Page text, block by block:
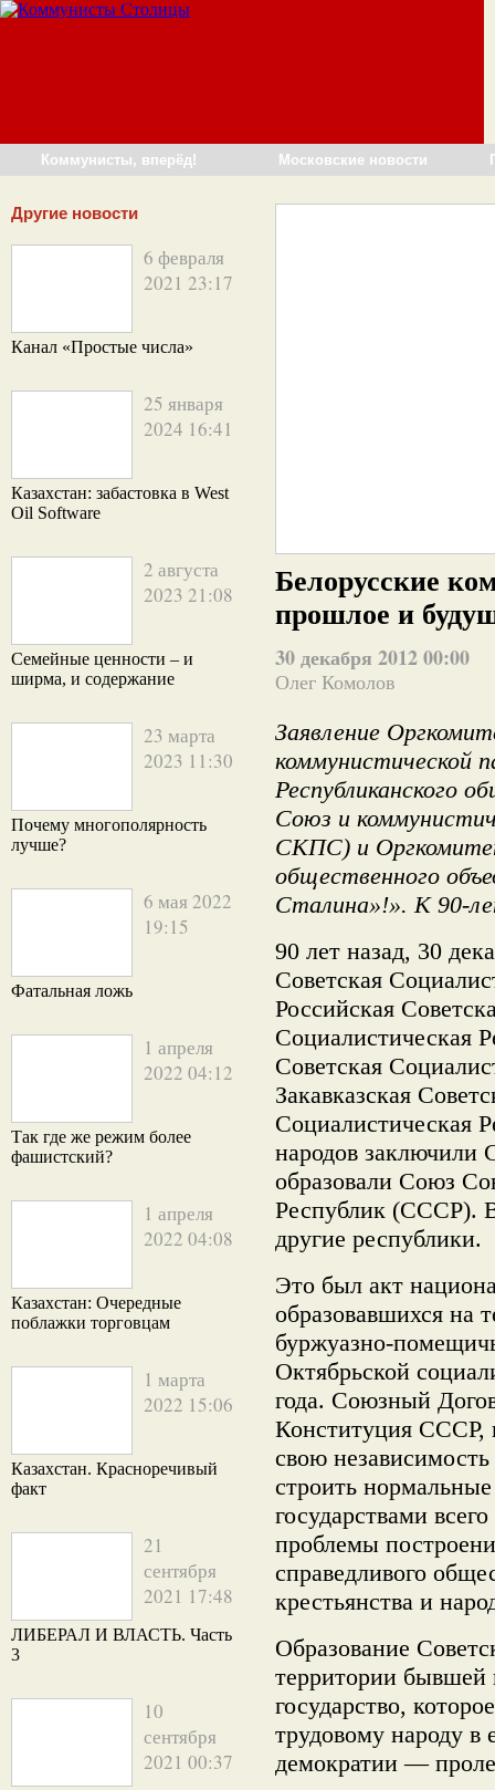
Коммунисты, вперёд! Московские новости
Другие новости
6 февраля
2021 23:17
Канал «Простые числа»
25 января
2024 16:41
Казахстан: забастовка в West
Oil Software
2 августа
2023 21:08
Семейные ценности – и
ширма, и содержание
23 марта
2023 11:30
Почему многополярность
лучше?
6 мая 2022
19:15
Фатальная ложь
1 апреля
2022 04:12
Так где же режим более
фашистский?
1 апреля
2022 04:08
Казахстан: Очередные
поблажки торговцам
1 марта
2022 15:06
Казахстан. Красноречивый
факт
21
сентября
2021 17:48
ЛИБЕРАЛ И ВЛАСТЬ. Часть
3
10
сентября
2021 00:37
Белорусские
прошлое и
30 декабря 2012 00:00
Олег Комолов
Заявление
коммунистической
Республиканского
Союз и
СКПС) и
общественного
Сталина»!». К 90-
90 лет назад, 30
Советская
Российская
Социалистическая
Советская
Закавказская
Социалистическая
народов
образовали Союз
Республик (СССР).
другие республики.
Это был акт
образовавшихся на
буржуазно-
Октябрьской
года. Союзный
Конституция СССР,
свою
строить
государствами
проблемы
справедливого
крестьянства и
Образование
территории бывшей
государство,
трудовому народу в
демократии —